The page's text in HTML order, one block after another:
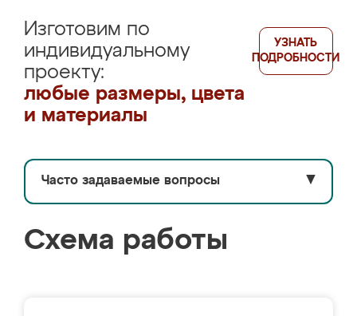
Изготовим по
индивидуальному
проекту:
любые размеры, цвета
и материалы
УЗНАТЬ
ПОДРОБНОСТИ
Часто задаваемые вопросы ▼
Схема работы